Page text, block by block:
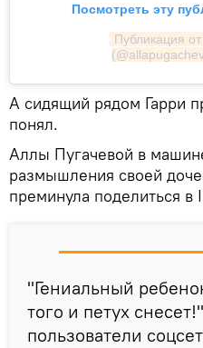
Посмотреть эту
Публикация
А сидящий рядом Гарри
понял.
Аллы Пугачевой в
размышления своей
преминула поделиться в
"Гениальный
того и петух
пользователи